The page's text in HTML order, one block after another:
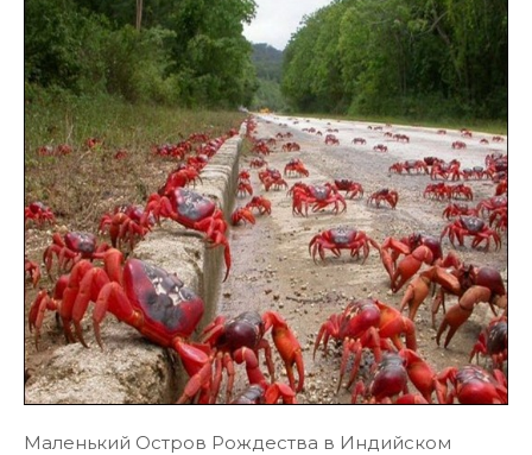
Маленький Остров Рождества в Индийском